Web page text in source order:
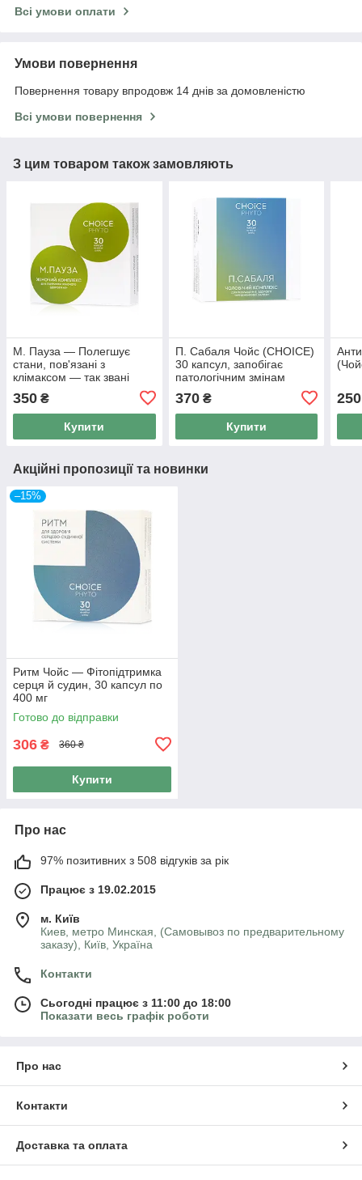
Всі умови оплати
Умови повернення
Повернення товару впродовж 14 днів за домовленістю
Всі умови повернення
З цим товаром також замовляють
М. Пауза — Полегшує
стани, пов'язані з
клімаксом — так звані
«приливи» (CHOICE) Чойс
30 капсул.
350 ₴
Купити
П. Сабаля Чойс (CHOICE)
30 капсул, запобігає
патологічним змінам
370₴
Купити
250
Акційні пропозиції та новинки
–15%
Ритм Чойс — Фітопідтримка
серця й судин, 30 капсул по
400 мг
Готово до відправки
306 ₴ 360 ₴
Купити
Про нас
97% позитивних з 508 відгуків за рік
Працює з 19.02.2015
м. Київ
Киев, метро Минская, (Самовывоз по предварительному
заказу), Київ, Україна
Контакти
Сьогодні працює з 11:00 до 18:00
Показати весь графік роботи
Про нас
Контакти
Доставка та оплата